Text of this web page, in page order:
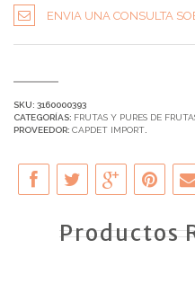
ENVIA UNA CONSULTA
SKU: 3160000393
CATEGORÍAS: FRUTAS Y PURES DE
PROVEEDOR: CAPDET IMPORT.
Productos